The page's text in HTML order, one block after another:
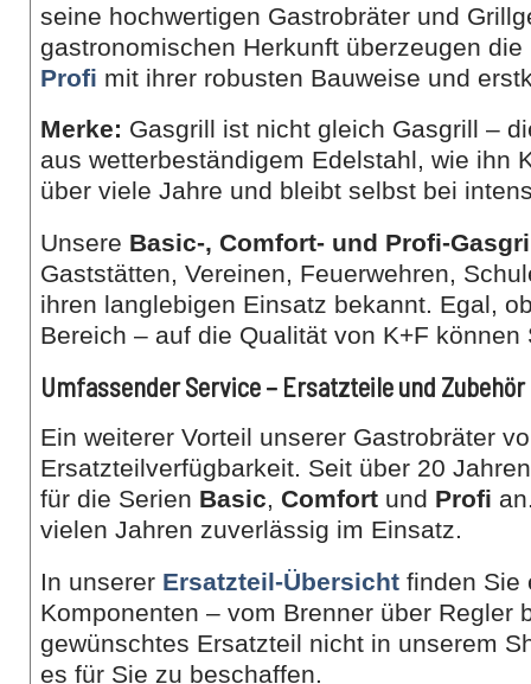
seine hochwertigen Gastrobräter und
gastronomischen Herkunft überzeugen
Profi mit ihrer robusten Bauweise und
Merke: Gasgrill ist nicht gleich Gasgrill –
aus wetterbeständigem Edelstahl, wie ihn
über viele Jahre und bleibt selbst bei
Unsere Basic-, Comfort- und Profi-
Gaststätten, Vereinen, Feuerwehren,
ihren langlebigen Einsatz bekannt. Egal,
Bereich – auf die Qualität von K+F
Umfassender Service – Ersatzteile und
Ein weiterer Vorteil unserer Gastrobräter
Ersatzteilverfügbarkeit. Seit über 20
für die Serien Basic, Comfort und Profi
vielen Jahren zuverlässig im Einsatz.
In unserer Ersatzteil-Übersicht finden Sie
Komponenten – vom Brenner über
gewünschtes Ersatzteil nicht in unserem
es für Sie zu beschaffen.